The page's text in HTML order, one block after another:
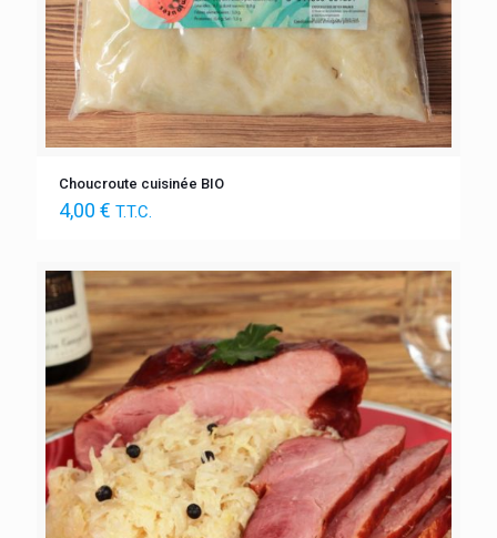
Choucroute cuisinée BIO
4,00 € T.T.C.